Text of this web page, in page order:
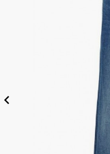
Forrige